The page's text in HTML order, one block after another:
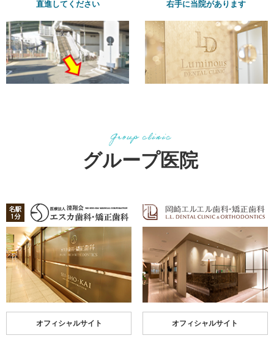
直進してください 右手に当院があります
グループ医院
オフィシャルサイト オフィシャルサイト